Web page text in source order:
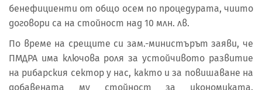
бенефициенти от общо осем по процедурата, чиито
договори са на стойност над 10 млн. лв.
По време на срещите си зам.-министърът заяви, че
ПМДРА има ключова роля за устойчивото развитие
на рибарския сектор у нас, както и за повишаване на
добавената му стойност за икономиката.